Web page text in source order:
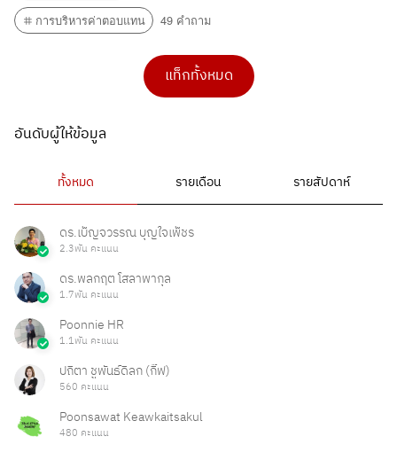
การบริหารค่าตอบแทน
49 คำถาม
แท็กทั้งหมด
อันดับผู้ให้ข้อมูล
ทั้งหมด รายเดือน รายสัปดาห์
ดร.เบ็ญจวรรณ บุญใจเพ็ชร
2.3พัน คะแนน
ดร.พลกฤต โสลาพากุล
1.7พัน คะแนน
Poonnie HR
1.1พัน คะแนน
ปถิตา ชูพันธ์ดิลก (กิ๊ฟ)
560 คะแนน
Poonsawat Keawkaitsakul
480 คะแนน